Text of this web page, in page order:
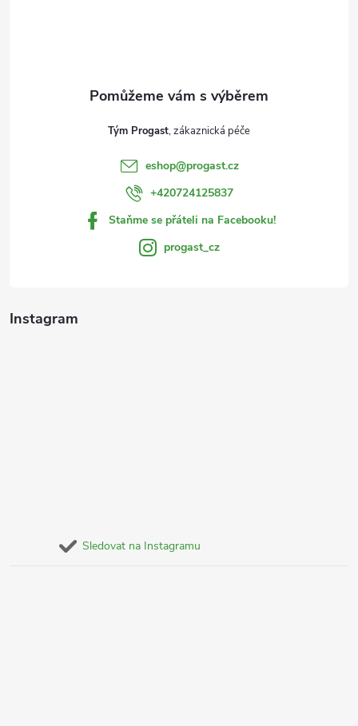
Tým Progast
eshop@progast.cz
+420724125837
Staňme se přáteli na Facebooku!
progast_cz
Instagram
Sledovat na Instagramu